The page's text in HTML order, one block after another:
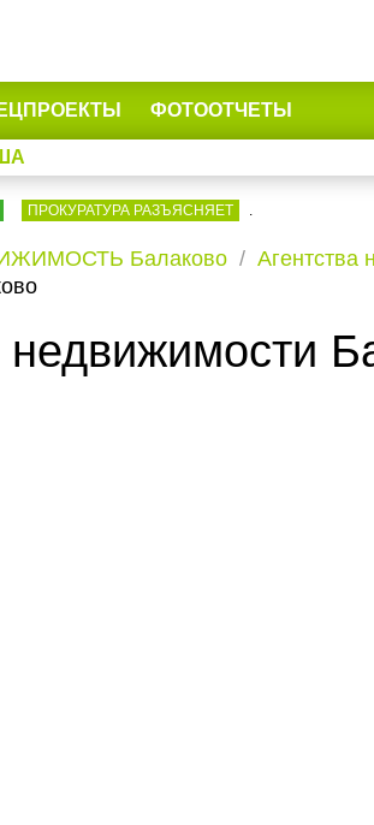
ФОТООТЧЕТЫ
ПРОКУРАТУРА РАЗЪЯСНЯЕТ .
Балаково
Агентства